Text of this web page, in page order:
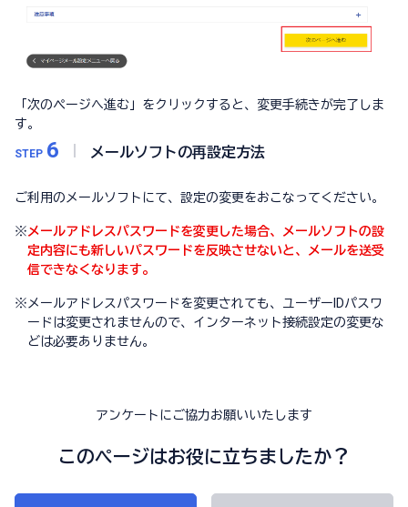
「次のページへ進む」をクリックすると、変更手続きが完了しま
す。
STEP 6 メールソフトの再設定方法
ご利用のメールソフトにて、設定の変更をおこなってください。
※メールアドレスパスワードを変更した場合、メールソフトの設
定内容にも新しいパスワードを反映させないと、メールを送受
信できなくなります。
※メールアドレスパスワードを変更されても、ユーザーIDパスワ
ードは変更されませんので、インターネット接続設定の変更な
どは必要ありません。
アンケートにご協力お願いいたします
このページはお役に立ちましたか？